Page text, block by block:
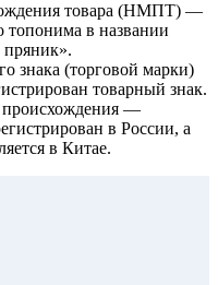
товара (НМПТ) —
топонима в названии
пряник».
знака (торговой марки)
товарный знак.
происхождения —
в России, а
в Китае.